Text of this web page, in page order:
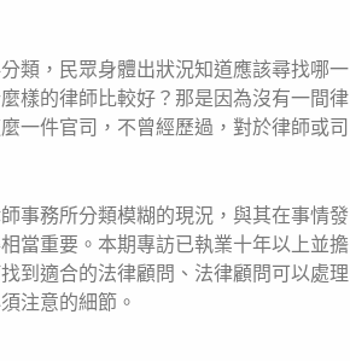
類，民眾身體出狀況知道應該尋找哪一
樣的律師比較好？那是因為沒有一間律
一件官司，不曾經歷過，對於律師或司
事務所分類模糊的現況，與其在事情發
當重要。本期專訪已執業十年以上並擔
到適合的法律顧問、法律顧問可以處理
注意的細節。